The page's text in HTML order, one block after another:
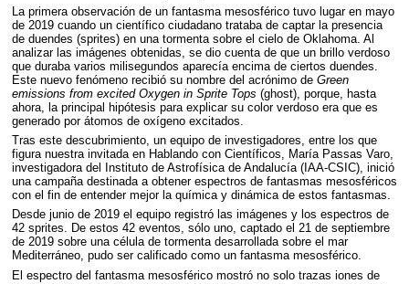
La primera observación de un fantasma mesosférico tuvo lugar en mayo
de 2019 cuando un científico ciudadano trataba de captar la presencia
de duendes (sprites) en una tormenta sobre el cielo de Oklahoma. Al
analizar las imágenes obtenidas, se dio cuenta de que un brillo verdoso
que duraba varios milisegundos aparecía encima de ciertos duendes.
Este nuevo fenómeno recibió su nombre del acrónimo de Green
emissions from excited Oxygen in Sprite Tops (ghost), porque, hasta
ahora, la principal hipótesis para explicar su color verdoso era que es
generado por átomos de oxígeno excitados.
Tras este descubrimiento, un equipo de investigadores, entre los que
figura nuestra invitada en Hablando con Científicos, María Passas Varo,
investigadora del Instituto de Astrofísica de Andalucía (IAA-CSIC), inició
una campaña destinada a obtener espectros de fantasmas mesosféricos
con el fin de entender mejor la química y dinámica de estos fantasmas.
Desde junio de 2019 el equipo registró las imágenes y los espectros de
42 sprites. De estos 42 eventos, sólo uno, captado el 21 de septiembre
de 2019 sobre una célula de tormenta desarrollada sobre el mar
Mediterráneo, pudo ser calificado como un fantasma mesosférico.
El espectro del fantasma mesosférico mostró no solo trazas iones de